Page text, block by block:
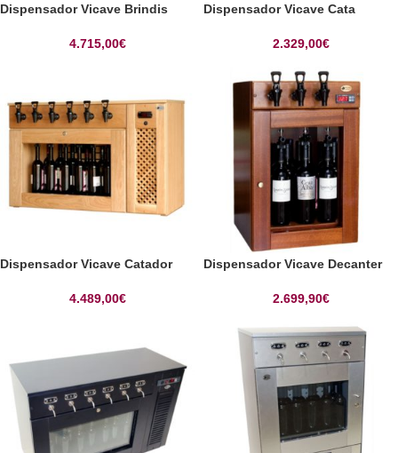
Dispensador Vicave Brindis
4.715,00€
Dispensador Vicave Cata
2.329,00€
Dispensador Vicave Catador
4.489,00€
Dispensador Vicave Decanter
2.699,90€